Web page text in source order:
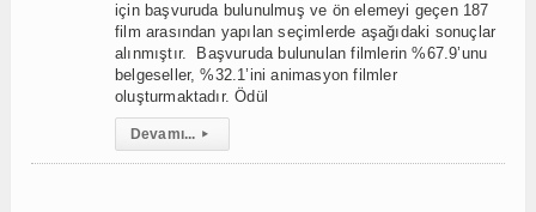
için başvuruda bulunulmuş ve ön elemeyi geçen 187
film arasından yapılan seçimlerde aşağıdaki sonuçlar
alınmıştır. Başvuruda bulunulan filmlerin %67.9’unu
belgeseller, %32.1’ini animasyon filmler
oluşturmaktadır. Ödül
Devamı... ▸